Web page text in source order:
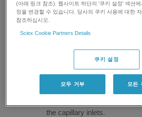
Soap or detergent was used to
Resolution
Clean the cartridge, capillary tips
the capillary inlets.
(아래 링크 참조). 웹사이트 하단의 '쿠키 설정' 섹션
정을 변경할 수 있습니다. 당사의 쿠키 사용에 대한
참조하십시오.
Sciex Cookie Partners Details
쿠키 설정
모두 거부 모든